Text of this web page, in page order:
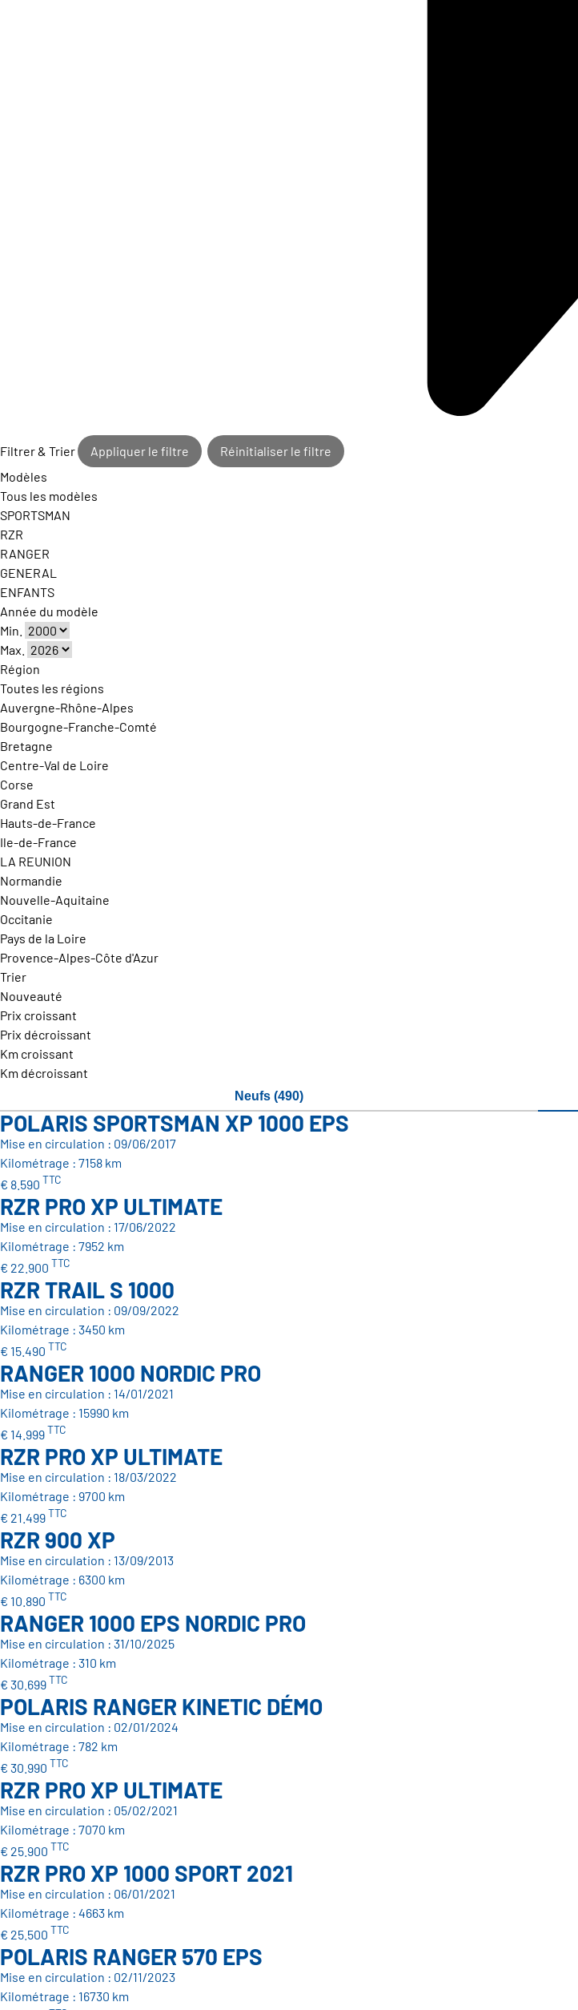
Filtrer & Trier
Appliquer le filtre
Réinitialiser le filtre
Modèles
Tous les modèles
SPORTSMAN
RZR
RANGER
GENERAL
ENFANTS
Année du modèle
Min.
Max.
Région
Toutes les régions
Auvergne-Rhône-Alpes
Bourgogne-Franche-Comté
Bretagne
Centre-Val de Loire
Corse
Grand Est
Hauts-de-France
Ile-de-France
LA REUNION
Normandie
Nouvelle-Aquitaine
Occitanie
Pays de la Loire
Provence-Alpes-Côte d'Azur
Trier
Nouveauté
Prix croissant
Prix décroissant
Km croissant
Km décroissant
Neufs (490)
POLARIS SPORTSMAN XP 1000 EPS
Mise en circulation : 09/06/2017
Kilométrage : 7158 km
€ 8.590 TTC
RZR PRO XP ULTIMATE
Mise en circulation : 17/06/2022
Kilométrage : 7952 km
€ 22.900 TTC
RZR TRAIL S 1000
Mise en circulation : 09/09/2022
Kilométrage : 3450 km
€ 15.490 TTC
RANGER 1000 NORDIC PRO
Mise en circulation : 14/01/2021
Kilométrage : 15990 km
€ 14.999TTC
RZR PRO XP ULTIMATE
Mise en circulation : 18/03/2022
Kilométrage : 9700 km
€ 21.499TTC
RZR 900 XP
Mise en circulation : 13/09/2013
Kilométrage : 6300 km
€ 10.890 TTC
RANGER 1000 EPS NORDIC PRO
Mise en circulation : 31/10/2025
Kilométrage : 310 km
€ 30.699TTC
POLARIS RANGER KINETIC DÉMO
Mise en circulation : 02/01/2024
Kilométrage : 782 km
€ 30.990 TTC
RZR PRO XP ULTIMATE
Mise en circulation : 05/02/2021
Kilométrage : 7070 km
€ 25.900 TTC
RZR PRO XP 1000 SPORT 2021
Mise en circulation : 06/01/2021
Kilométrage : 4663 km
€ 25.500 TTC
POLARIS RANGER 570 EPS
Mise en circulation : 02/11/2023
Kilométrage : 16730 km